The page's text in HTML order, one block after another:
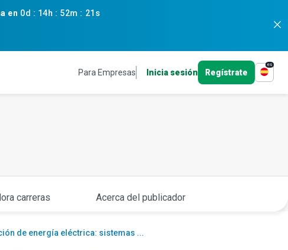
en 0d : 14h : 52m : 20s
Para Empresas Inicia sesión Regístrate
es
carreras Acerca del publicador
de energía eléctrica: sistemas ...